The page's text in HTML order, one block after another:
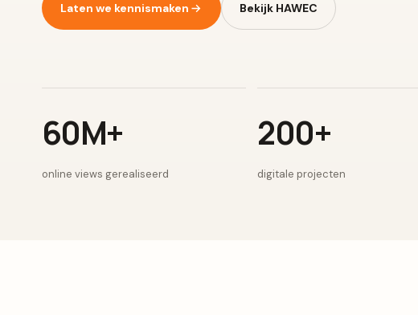
Laten we kennismaken Bekijk HAWEC
60M+
online views gerealiseerd
200+
digitale projecten